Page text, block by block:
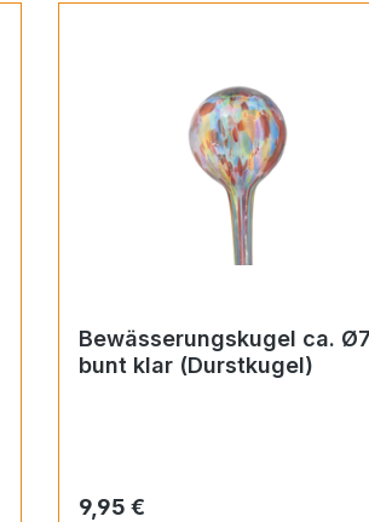
Bewässerungskugel ca.
bunt klar (Durstkugel)
Regulärer Preis:
9,95 €